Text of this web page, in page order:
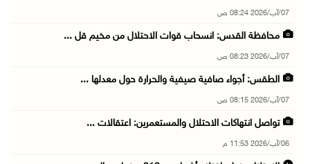
07/آب/2026 08:24 ص
محافظة القدس: انسحاب قوات الاحتلال من مخيم قل ...
07/آب/2026 08:23 ص
الطقس: أجواء صافية صيفية والحرارة حول معدلها ...
07/آب/2026 08:15 ص
تواصل انتهاكات الاحتلال والمستعمرين: اعتقالات ...
06/آب/2026 11:53 م